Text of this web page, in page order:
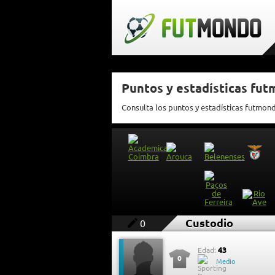
Puntos y estadísticas
Consulta los puntos y estadísticas
0 Custodio
0
Edad: 43
Medio